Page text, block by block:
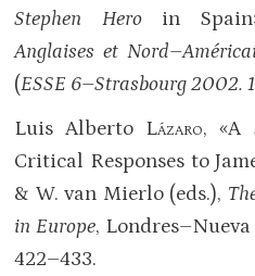
Stephen Heroin
Anglaises et
(ESSE 6–Strasbourg 2002.
Luis Alberto Lázaro, «A
Critical Responses to
& W. van Mierlo (eds.),
in Europe,
422–433.